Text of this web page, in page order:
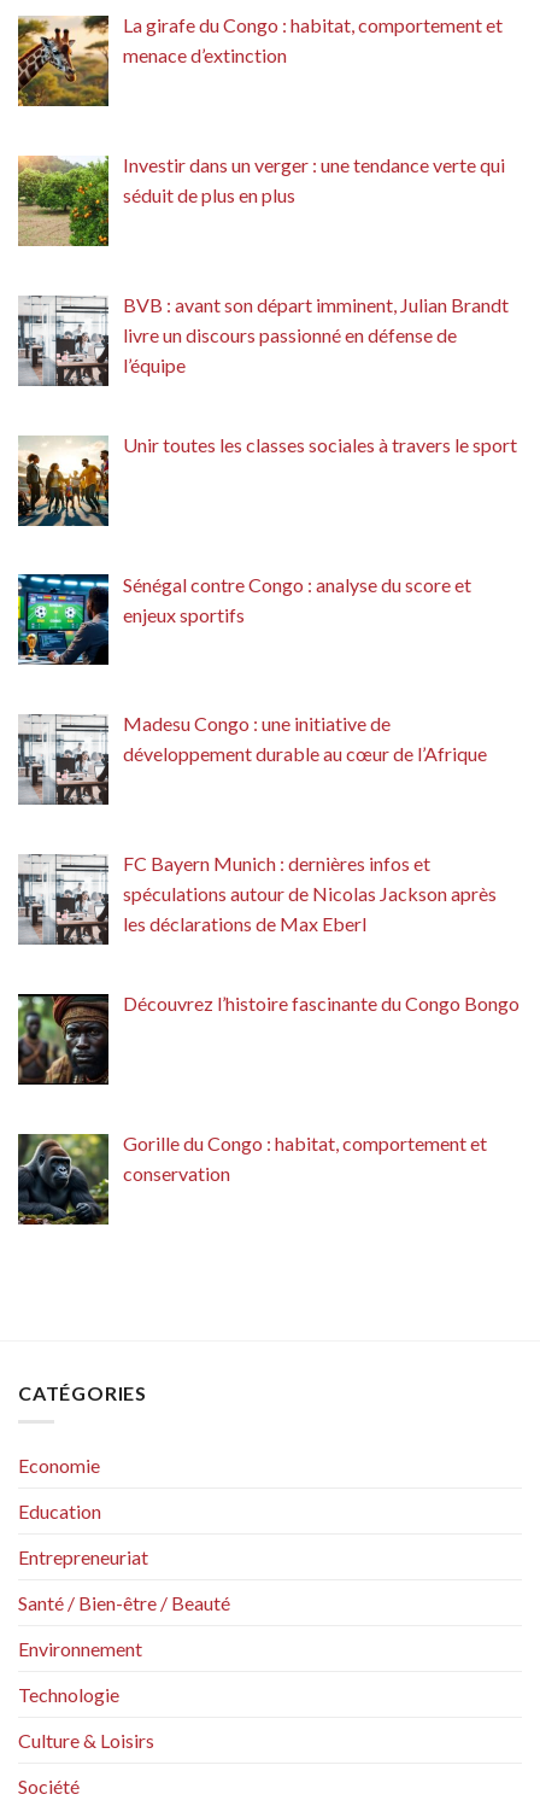
La girafe du Congo : habitat, comportement et
menace d’extinction
Investir dans un verger : une tendance verte qui
séduit de plus en plus
BVB : avant son départ imminent, Julian Brandt
livre un discours passionné en défense de
l’équipe
Unir toutes les classes sociales à travers le sport
Sénégal contre Congo : analyse du score et
enjeux sportifs
Madesu Congo : une initiative de
développement durable au cœur de l’Afrique
FC Bayern Munich : dernières infos et
spéculations autour de Nicolas Jackson après
les déclarations de Max Eberl
Découvrez l’histoire fascinante du Congo Bongo
Gorille du Congo : habitat, comportement et
conservation
CATÉGORIES
Economie
Education
Entrepreneuriat
Santé / Bien-être / Beauté
Environnement
Technologie
Culture & Loisirs
Société